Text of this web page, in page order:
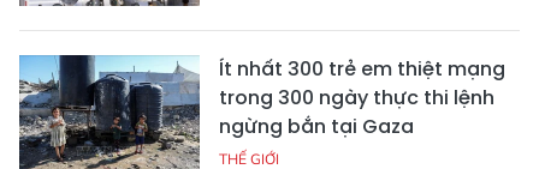
Ít nhất 300 trẻ em thiệt mạng
trong 300 ngày thực thi lệnh
ngừng bắn tại Gaza
THẾ GIỚI